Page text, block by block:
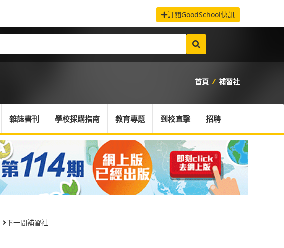
訂閱GoodSchool快訊
首頁 / 補習社
雜誌書刊 學校採購指南 教育專題 到校直擊 招聘
下一間補習社